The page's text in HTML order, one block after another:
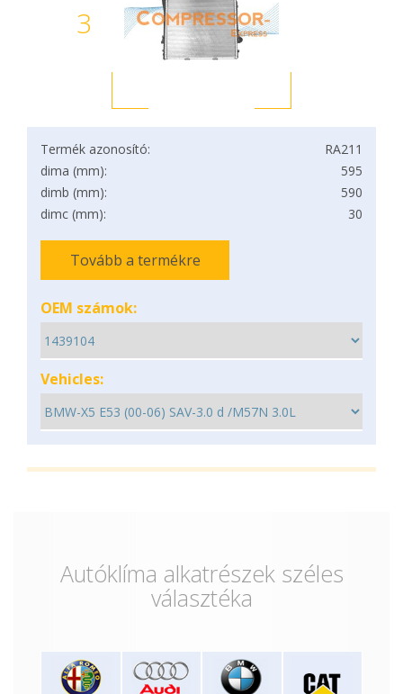
3
Termék azonosító:
RA211
dima (mm):
595
dimb (mm):
590
dimc (mm):
30
Tovább a termékre
OEM számok:
Vehicles:
Autóklíma alkatrészek széles
választéka